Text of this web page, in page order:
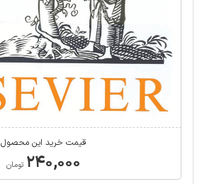
قیمت خرید این محصول
۲۴۰,۰۰۰ تومان